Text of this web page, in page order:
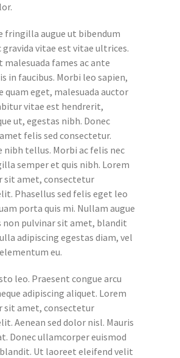
fringilla augue ut bibendum
gravida vitae est vitae ultrices.
fames ac ante
in faucibus. Morbi leo sapien,
quam eget, malesuada auctor
vitae est hendrerit,
ut, egestas nibh. Donec
felis sed consectetur.
nibh tellus. Morbi ac felis nec
semper et quis nibh. Lorem
sit amet, consectetur
Phasellus sed felis eget leo
porta quis mi. Nullam augue
pulvinar sit amet, blandit
adipiscing egestas diam, vel
eu.
leo. Praesent congue arcu
adipiscing aliquet. Lorem
sit amet, consectetur
Aenean sed dolor nisl. Mauris
Donec ullamcorper euismod
Ut laoreet eleifend velit